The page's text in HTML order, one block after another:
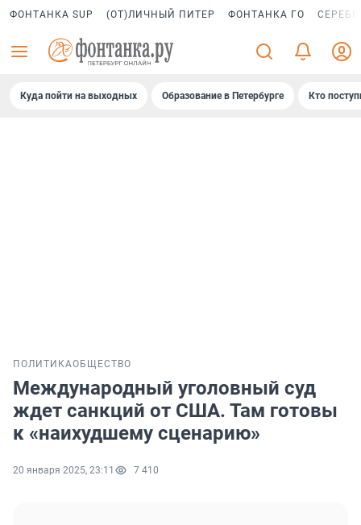
ФОНТАНКА SUP (ОТ)ЛИЧНЫЙ ПИТЕР ФОНТАНКА ГО
Куда пойти на выходных Образование в Петербурге Кто
ПОЛИТИКАОБЩЕСТВО
Международный уголовный суд
ждет санкций от США. Там готовы
к «наихудшему сценарию»
20 января 2025, 23:11 7 410